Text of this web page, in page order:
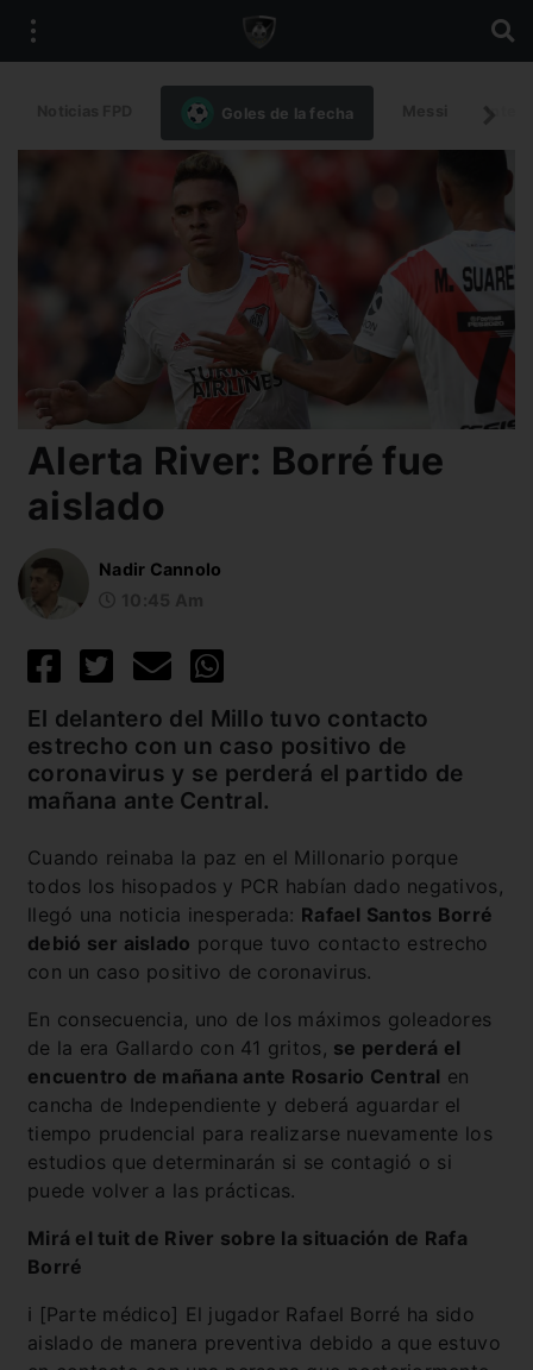
Goles de la fecha
Alerta River: Borré fue
aislado
Nadir Cannolo
El delantero del Millo tuvo contacto
estrecho con un caso positivo de
coronavirus y se perderá el partido de
mañana ante Central.
Cuando reinaba la paz en el Millonario porque
todos los hisopados y PCR habían dado negativos,
llegó una noticia inesperada: Rafael Santos Borré
debió ser aislado porque tuvo contacto estrecho
con un caso positivo de coronavirus.
En consecuencia, uno de los máximos goleadores
de la era Gallardo con 41 gritos, se perderá el
encuentro de mañana ante Rosario Central en
cancha de Independiente y deberá aguardar el
tiempo prudencial para realizarse nuevamente los
estudios que determinarán si se contagió o si
puede volver a las prácticas.
Mirá el tuit de River sobre la situación de Rafa
Borré
ℹ️ [Parte médico] El jugador Rafael Borré ha sido
aislado de manera preventiva debido a que estuvo